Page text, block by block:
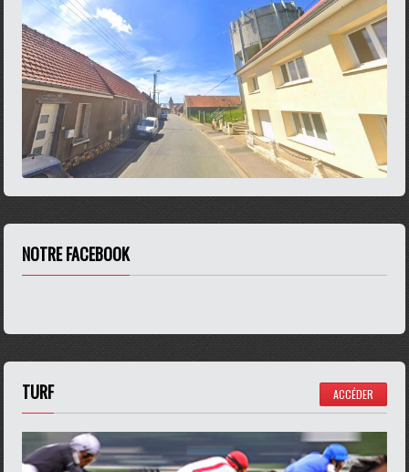
NOTRE FACEBOOK
TURF ACCÉDER